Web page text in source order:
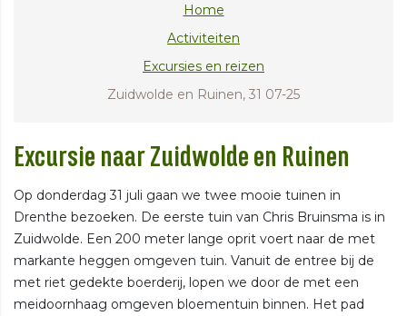
Home
Activiteiten
Excursies en reizen
Zuidwolde en Ruinen, 31 07-25
Excursie naar Zuidwolde en Ruinen
Op donderdag 31 juli gaan we twee mooie tuinen in
Drenthe bezoeken. De eerste tuin van Chris Bruinsma is in
Zuidwolde. Een 200 meter lange oprit voert naar de met
markante heggen omgeven tuin. Vanuit de entree bij de
met riet gedekte boerderij, lopen we door de met een
meidoornhaag omgeven bloementuin binnen. Het pad